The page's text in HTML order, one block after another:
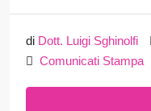
di Dott. Luigi Sghinolfi
Comunicati Stampa